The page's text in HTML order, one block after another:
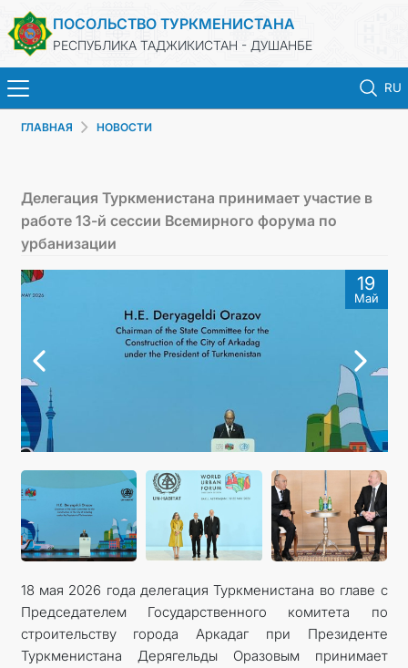
ПОСОЛЬСТВО ТУРКМЕНИСТАНА
РЕСПУБЛИКА ТАДЖИКИСТАН - ДУШАНБЕ
RU
ТУРКМЕНИСТАН
МИД
ГЛАВНАЯ НОВОСТИ
Делегация Туркменистана принимает участие в
работе 13-й сессии Всемирного форума по
урбанизации
19
Май
18 мая 2026 года делегация Туркменистана во главе с
Председателем Государственного комитета по
строительству города Аркадаг при Президенте
Туркменистана Дерягельды Оразовым принимает